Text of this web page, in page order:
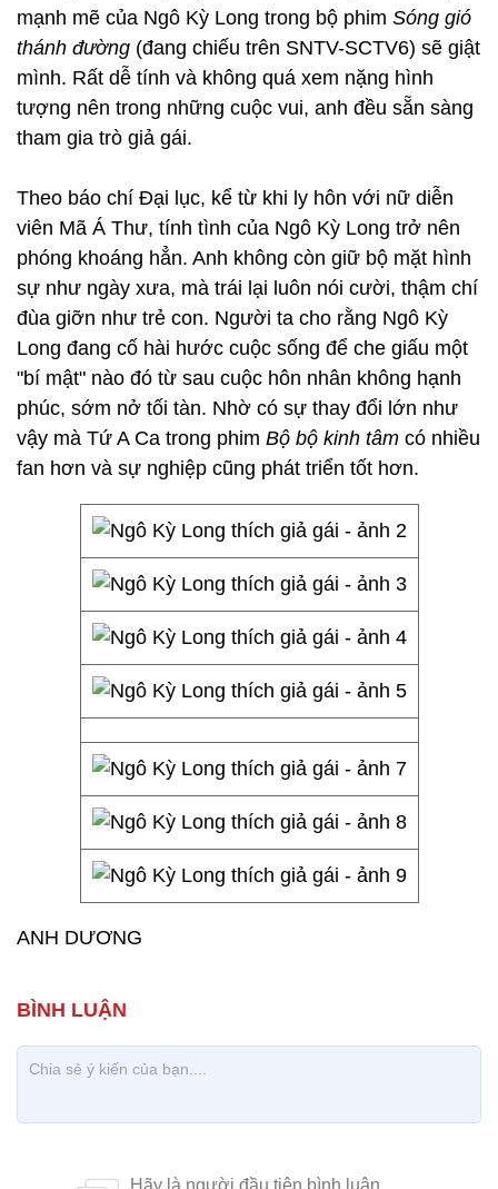
mạnh mẽ của Ngô Kỳ Long trong bộ phim Sóng gió
thánh đường (đang chiếu trên SNTV-SCTV6) sẽ giật
mình. Rất dễ tính và không quá xem nặng hình
tượng nên trong những cuộc vui, anh đều sẵn sàng
tham gia trò giả gái.
Theo báo chí Đại lục, kể từ khi ly hôn với nữ diễn
viên Mã Á Thư, tính tình của Ngô Kỳ Long trở nên
phóng khoáng hẳn. Anh không còn giữ bộ mặt hình
sự như ngày xưa, mà trái lại luôn nói cười, thậm chí
đùa giỡn như trẻ con. Người ta cho rằng Ngô Kỳ
Long đang cố hài hước cuộc sống để che giấu một
"bí mật" nào đó từ sau cuộc hôn nhân không hạnh
phúc, sớm nở tối tàn. Nhờ có sự thay đổi lớn như
vậy mà Tứ A Ca trong phim Bộ bộ kinh tâm có nhiều
fan hơn và sự nghiệp cũng phát triển tốt hơn.
ANH DƯƠNG